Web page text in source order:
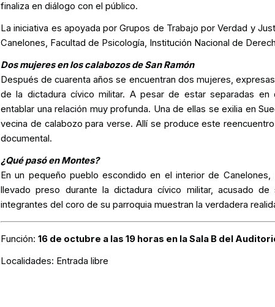
finaliza en diálogo con el público.
La iniciativa es apoyada por Grupos de Trabajo por Verdad y
Canelones, Facultad de Psicología, Institución Nacional de
Dos mujeres en los calabozos de San Ramón
Después de cuarenta años se encuentran dos mujeres,
de la dictadura cívico militar. A pesar de estar separadas
entablar una relación muy profunda. Una de ellas se exilia en
vecina de calabozo para verse. Allí se produce este
documental.
¿Qué pasó en Montes?
En un pequeño pueblo escondido en el interior de
llevado preso durante la dictadura cívico militar, acusado
integrantes del coro de su parroquia muestran la verdadera
Función: 16 de octubre a las 19 horas en la Sala B del
Localidades: Entrada libre